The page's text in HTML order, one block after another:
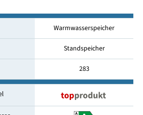
Warmwasserspeicher
Standspeicher
283